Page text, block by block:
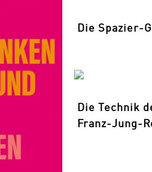
Die Spazier-
Die Technik
Franz-Jung-